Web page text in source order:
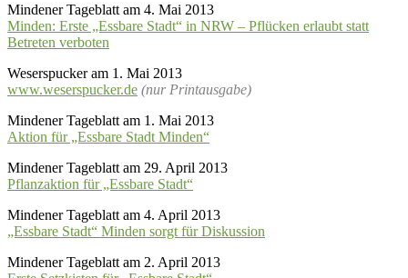
Mindener Tageblatt am 4. Mai 2013
Minden: Erste „Essbare Stadt“ in NRW – Pflücken erlaubt statt
Betreten verboten
Weserspucker am 1. Mai 2013
www.weserspucker.de (nur Printausgabe)
Mindener Tageblatt am 1. Mai 2013
Aktion für „Essbare Stadt Minden“
Mindener Tageblatt am 29. April 2013
Pflanzaktion für „Essbare Stadt“
Mindener Tageblatt am 4. April 2013
„Essbare Stadt“ Minden sorgt für Diskussion
Mindener Tageblatt am 2. April 2013